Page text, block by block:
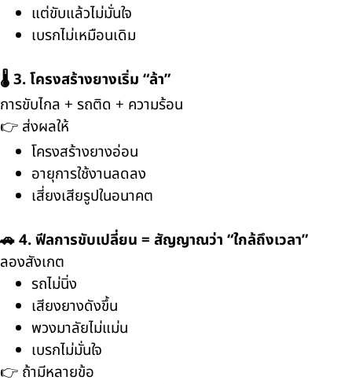
แต่ขับแล้วไม่มั่นใจ
เบรกไม่เหมือนเดิม
🌡️ 3. โครงสร้างยางเริ่ม “ล้า”
การขับไกล + รถติด + ความร้อน
👉 ส่งผลให้
โครงสร้างยางอ่อน
อายุการใช้งานลดลง
เสี่ยงเสียรูปในอนาคต
🚗 4. ฟีลการขับเปลี่ยน = สัญญาณว่า “ใกล้ถึงเวลา”
ลองสังเกต
รถไม่นิ่ง
เสียงยางดังขึ้น
พวงมาลัยไม่แม่น
เบรกไม่มั่นใจ
👉 ถ้ามีหลายข้อ